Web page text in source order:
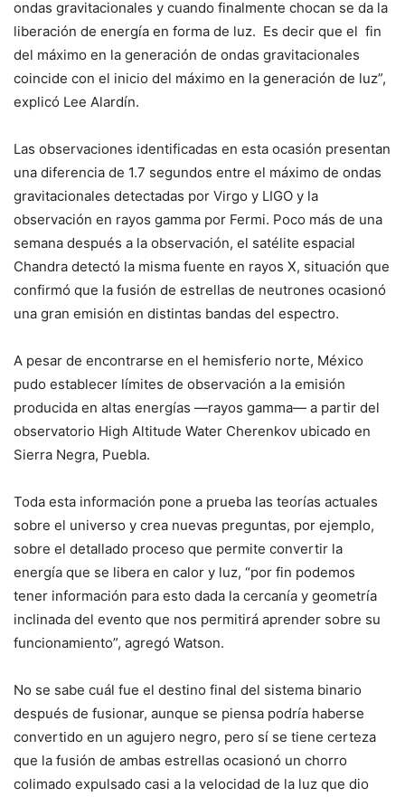
ondas gravitacionales y cuando finalmente chocan se da la
liberación de energía en forma de luz. Es decir que el fin
del máximo en la generación de ondas gravitacionales
coincide con el inicio del máximo en la generación de luz”,
explicó Lee Alardín.
Las observaciones identificadas en esta ocasión presentan
una diferencia de 1.7 segundos entre el máximo de ondas
gravitacionales detectadas por Virgo y LIGO y la
observación en rayos gamma por Fermi. Poco más de una
semana después a la observación, el satélite espacial
Chandra detectó la misma fuente en rayos X, situación que
confirmó que la fusión de estrellas de neutrones ocasionó
una gran emisión en distintas bandas del espectro.
A pesar de encontrarse en el hemisferio norte, México
pudo establecer límites de observación a la emisión
producida en altas energías —rayos gamma— a partir del
observatorio High Altitude Water Cherenkov ubicado en
Sierra Negra, Puebla.
Toda esta información pone a prueba las teorías actuales
sobre el universo y crea nuevas preguntas, por ejemplo,
sobre el detallado proceso que permite convertir la
energía que se libera en calor y luz, “por fin podemos
tener información para esto dada la cercanía y geometría
inclinada del evento que nos permitirá aprender sobre su
funcionamiento”, agregó Watson.
No se sabe cuál fue el destino final del sistema binario
después de fusionar, aunque se piensa podría haberse
convertido en un agujero negro, pero sí se tiene certeza
que la fusión de ambas estrellas ocasionó un chorro
colimado expulsado casi a la velocidad de la luz que dio